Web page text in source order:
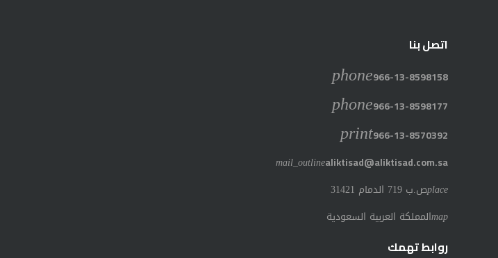
اتصل بنا
phone966-13-8598158
phone966-13-8598177
print966-13-8570392
mail_outlinealiktisad@aliktisad.com.sa
placeص.ب 719 الدمام 31421
mapالمملكة العربية السعودية
روابط تهمك